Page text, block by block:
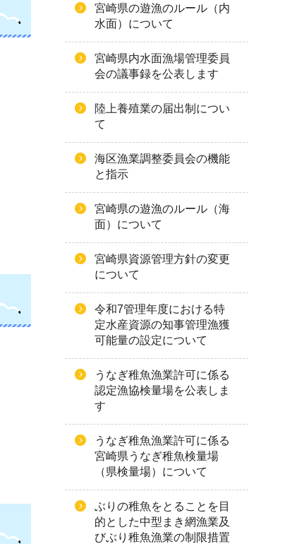
宮崎県の遊漁のルール（内
水面）について
宮崎県内水面漁場管理委員
会の議事録を公表します
陸上養殖業の届出制につい
て
海区漁業調整委員会の機能
と指示
宮崎県の遊漁のルール（海
面）について
宮崎県資源管理方針の変更
について
令和7管理年度における特
定水産資源の知事管理漁獲
可能量の設定について
うなぎ稚魚漁業許可に係る
認定漁協検量場を公表しま
す
うなぎ稚魚漁業許可に係る
宮崎県うなぎ稚魚検量場
（県検量場）について
ぶりの稚魚をとることを目
的とした中型まき網漁業及
びぶり稚魚漁業の制限措置